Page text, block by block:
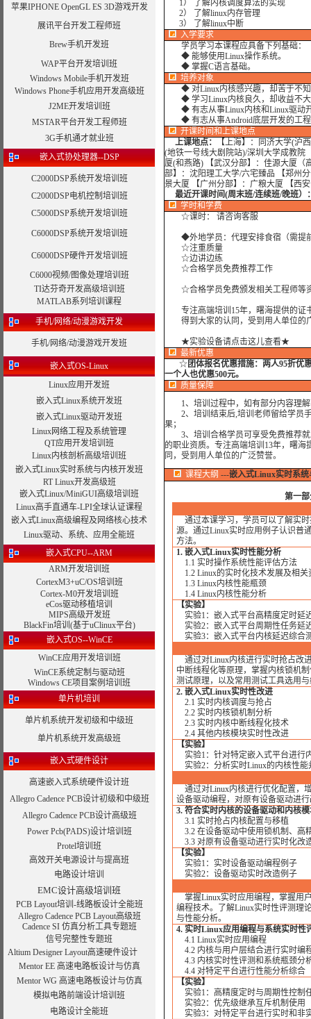
苹果IPHONE OpenGL ES 3D游戏开发
展讯平台开发工程师班
Brew手机开发班
WAP平台开发培训班
Windows Mobile手机开发班
Windows Phone手机应用开发高级班
J2ME开发培训班
MSTAR平台开发工程师班
3G手机通才就业班
嵌入式协处理器--DSP
C2000DSP系统开发培训班
C2000DSP电机控制培训班
C5000DSP系统开发培训班
C6000DSP系统开发培训班
C6000DSP硬件开发培训班
C6000视频/图像处理培训班
TI达芬奇开发高级培训班
MATLAB系列培训课程
手机/网络/动漫游戏开发
手机/网络/动漫游戏开发班
嵌入式OS-Linux
Linux应用开发班
嵌入式Linux系统开发班
嵌入式Linux驱动开发班
Linux网络工程及系统管理
QT应用开发培训班
Linux内核剖析高级培训班
嵌入式Linux实时系统与内核开发班
RT Linux开发高级班
嵌入式Linux/MiniGUI高级培训班
Linux高手直通车-LPI全球认证课程
嵌入式Linux高级编程及网络核心技术
Linux驱动、系统、应用全能班
嵌入式CPU--ARM
ARM开发培训班
CortexM3+uC/OS培训班
Cortex-M0开发培训班
eCos驱动移植培训
MIPS高级开发班
BlackFin培训(基于uClinux平台)
嵌入式OS--WinCE
WinCE应用开发培训班
WinCE系统定制与驱动班
Windows CE项目案例培训班
单片机培训
单片机系统开发初级和中级班
单片机系统开发高级班
嵌入式硬件设计
高速嵌入式系统硬件设计班
Allegro Cadence PCB设计初级和中级班
Allegro Cadence PCB设计高级班
Power Pcb(PADS)设计培训班
Protel培训班
高效开关电源设计与提高班
电路设计培训
EMC设计高级培训班
PCB Layout培训-线路板设计全能班
Allegro Cadence PCB Layout高级班
Cadence SI 仿真分析工具专题班
信号完整性专题班
Altium Designer Layout高速硬件设计
Mentor EE 高速电路板设计与仿真
Mentor WG 高速电路板设计与仿真
模拟电路前端设计培训班
电路设计全能班
1） 了解内核调度算法的实现
2） 了解linux内存管理
3） 了解linux中断
入学要求
学员学习本课程应具备下列基础：
◆ 能够使用Linux操作系统。
◆ 掌握C语言基础。
培养对象
◆ 对Linux内核感兴趣，却苦于不知
◆ 学习Linux内核良久，却收益不大
◆ 有志从事Linux内核和Linux驱动
◆ 有志从事Android底层开发的工程
开课时间和上课地点
上课地点：
【上海】：同济大学(沪
(地铁一号线大剧院站)/深圳大学成教院
厦(和燕路) 【武汉分部】：佳源大厦（
部】：沈阳理工大学/六宅臻品 【郑州
景大厦 【广州分部】：广粮大厦 【西
最近开课时间(周末班/连续班/晚班）
学时和学费
☆课时： 请咨询客服
◆外地学员：代理安排食宿（需提
☆注重质量
☆边讲边练
☆合格学员免费推荐工作
☆合格学员免费颁发相关工程师等
专注高端培训15年，曙海提供的证
得到大家的认同，受到用人单位的
★实验设备请点击这儿查看★
最新优惠
☆ 团体报名优惠措施： 两人95折优
一个人也优惠500元。
质量保障
1、培训过程中，如有部分内容理解
2、培训结束后,培训老师留给学员手
果；
3、培训合格学员可享受免费推荐就
的职业资质。专注高端培训13年，曙
同，受到用人单位的广泛赞誉。
课程大纲 ---嵌入式Linux实时系统
第一
通过本课学习，学员可以了解实
源。通过Linux实时应用例子认识普
方法。
1. 嵌入式Linux实时性能分析
1.1 实时操作系统性能评估方法
1.2 Linux的实时化技术发展及相关
1.3 Linux内核性能瓶颈
1.4 Linux内核性能分析
【实验】
实验1：嵌入式平台高精度定时延
实验2：嵌入式平台周期性任务延
实验3：嵌入式平台内核延迟综合
通过对Linux内核进行实时抢占改
中断线程化等原理，掌握内核锁机
测试原理，以及常用测试工具选用
2. 嵌入式Linux实时性改进
2.1 实时内核调度与抢占
2.2 实时内核锁机制分析
2.3 实时内核中断线程化技术
2.4 其他内核模块实时性改进
【实验】
实验1：针对特定嵌入式平台进行
实验2：分析实时Linux的内核性能
通过对Linux内核进行优化配置，
设备驱动编程，对原有设备驱动进
3. 符合实时内核的设备驱动和内核
3.1 实时抢占内核配置与移植
3.2 在设备驱动中使用锁机制、高
3.3 对原有设备驱动进行实时化改
【实验】
实验1：实时设备驱动编程例子
实验2：设备驱动实时改造例子
掌握Linux实时应用编程，掌握用
编程技术。了解Linux实时性评测理
与性能分析。
4. 实时Linux应用编程与系统实时性
4.1 Linux实时应用编程
4.2 内核与用户层结合进行实时编
4.3 内核实时性评测和系统瓶颈分
4.4 对特定平台进行性能分析综合
【实验】
实验1：高精度定时与周期性控制
实验2：优先级继承互斥机制使用
实验3：对特定平台进行实时和非